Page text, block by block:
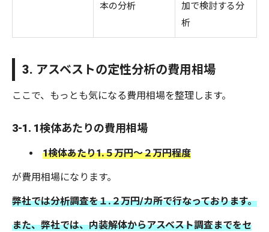
本の分析
加で検討する分
析
3. アスベストの定性分析の費用相場
ここで、もっとも気になる費用相場を整理します。
3-1. 1検体あたりの費用相場
1検体あたり1.５万円～２万円程度
が費用相場になります。
弊社では分析調査を１.２万円/カ所で行なっております。
また、弊社では、内装解体からアスベスト調査までをセ